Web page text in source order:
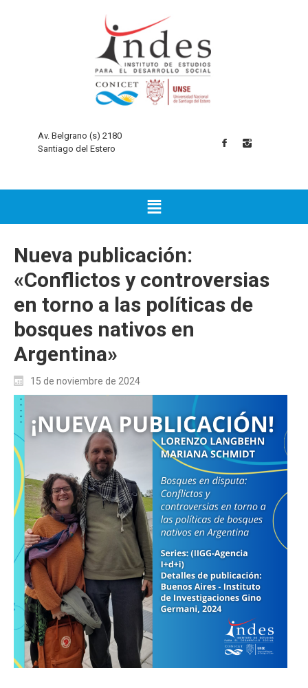
Av. Belgrano (s) 2180
Santiago del Estero
Nueva publicación:
«Conflictos y controversias
en torno a las políticas de
bosques nativos en
Argentina»
15 de noviembre de 2024